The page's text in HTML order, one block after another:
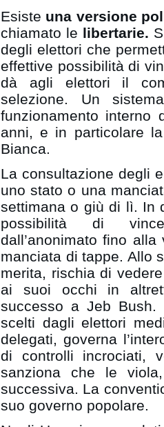
Esiste una versione
chiamato le libertarie.
degli elettori che
effettive possibilità di
dà agli elettori il
selezione. Un
funzionamento interno
anni, e in particolare
Bianca.
La consultazione degli
uno stato o una
settimana o giù di lì. In
possibilità di
dall’anonimato fino
manciata di tappe. Allo
merita, rischia di
ai suoi occhi in
successo a Jeb Bush.
scelti dagli elettori
delegati, governa
di controlli incrociati,
sanziona che le
successiva. La
suo governo popolare.